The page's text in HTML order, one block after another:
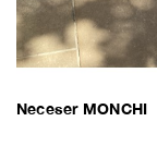
Neceser MONCHI